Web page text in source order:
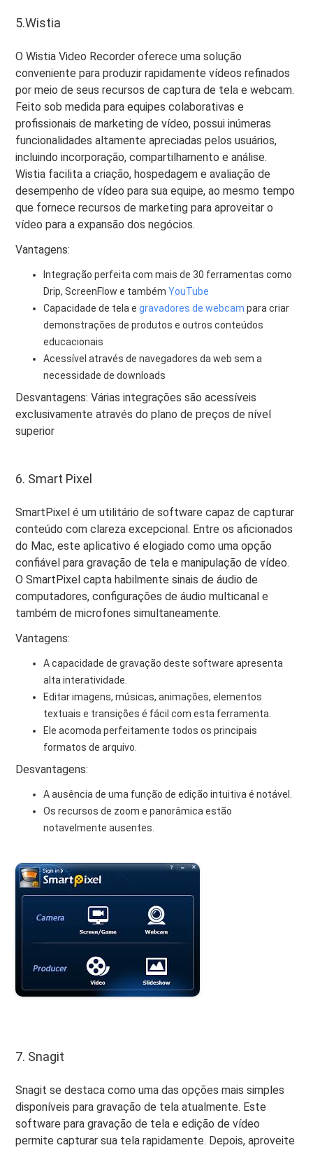
5.Wistia
O Wistia Video Recorder oferece uma solução
conveniente para produzir rapidamente vídeos refinados
por meio de seus recursos de captura de tela e webcam.
Feito sob medida para equipes colaborativas e
profissionais de marketing de vídeo, possui inúmeras
funcionalidades altamente apreciadas pelos usuários,
incluindo incorporação, compartilhamento e análise.
Wistia facilita a criação, hospedagem e avaliação de
desempenho de vídeo para sua equipe, ao mesmo tempo
que fornece recursos de marketing para aproveitar o
vídeo para a expansão dos negócios.
Vantagens:
Integração perfeita com mais de 30 ferramentas como
Drip, ScreenFlow e tambémYouTube
Capacidade de tela egravadores de webcam para criar
demonstrações de produtos e outros conteúdos
educacionais
Acessível através de navegadores da web sem a
necessidade de downloads
Desvantagens: Várias integrações são acessíveis
exclusivamente através do plano de preços de nível
superior
6. Smart Pixel
SmartPixel é um utilitário de software capaz de capturar
conteúdo com clareza excepcional. Entre os aficionados
do Mac, este aplicativo é elogiado como uma opção
confiável para gravação de tela e manipulação de vídeo.
O SmartPixel capta habilmente sinais de áudio de
computadores, configurações de áudio multicanal e
também de microfones simultaneamente.
Vantagens:
A capacidade de gravação deste software apresenta
alta interatividade.
Editar imagens, músicas, animações, elementos
textuais e transições é fácil com esta ferramenta.
Ele acomoda perfeitamente todos os principais
formatos de arquivo.
Desvantagens:
A ausência de uma função de edição intuitiva é notável.
Os recursos de zoom e panorâmica estão
notavelmente ausentes.
7. Snagit
Snagit se destaca como uma das opções mais simples
disponíveis para gravação de tela atualmente. Este
software para gravação de tela e edição de vídeo
permite capturar sua tela rapidamente. Depois, aproveite